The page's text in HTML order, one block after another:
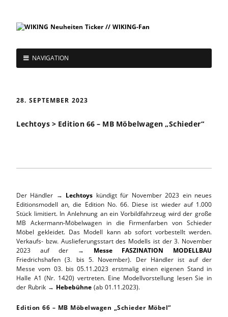
NAVIGATION
28. SEPTEMBER 2023
Lechtoys > Edition 66 – MB Möbelwagen „Schieder“
Der Händler → Lechtoys kündigt für November 2023 ein neues
Editionsmodell an, die Edition No. 66. Diese ist wieder auf 1.000
Stück limitiert. In Anlehnung an ein Vorbildfahrzeug wird der große
MB Ackermann-Möbelwagen in die Firmenfarben von Schieder
Möbel gekleidet. Das Modell kann ab sofort vorbestellt werden.
Verkaufs- bzw. Auslieferungsstart des Modells ist der 3. November
2023 auf der → Messe FASZINATION MODELLBAU
Friedrichshafen (3. bis 5. November). Der Händler ist auf der
Messe vom 03. bis 05.11.2023 erstmalig einen eigenen Stand in
Halle A1 (Nr. 1420) vertreten. Eine Modellvorstellung lesen Sie in
der Rubrik → Hebebühne (ab 01.11.2023).
Edition 66 – MB Möbelwagen „Schieder Möbel“